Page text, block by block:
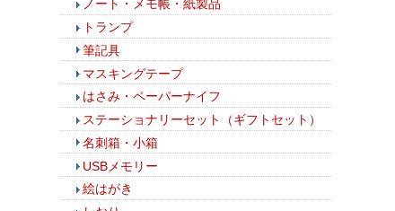
ノート・メモ帳・紙製品
トランプ
筆記具
マスキングテープ
はさみ・ペーパーナイフ
ステーショナリーセット（ギフトセット）
名刺箱・小箱
USBメモリー
絵はがき